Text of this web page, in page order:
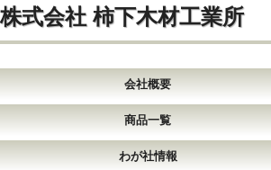
株式会社 柿下木材工業所
会社概要
商品一覧
わが社情報